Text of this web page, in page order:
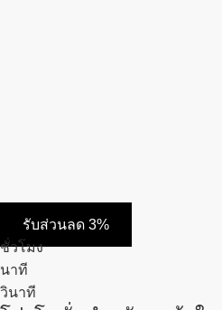
รับส่วนลด 3%
ชั่วโมง
นาที
วินาที